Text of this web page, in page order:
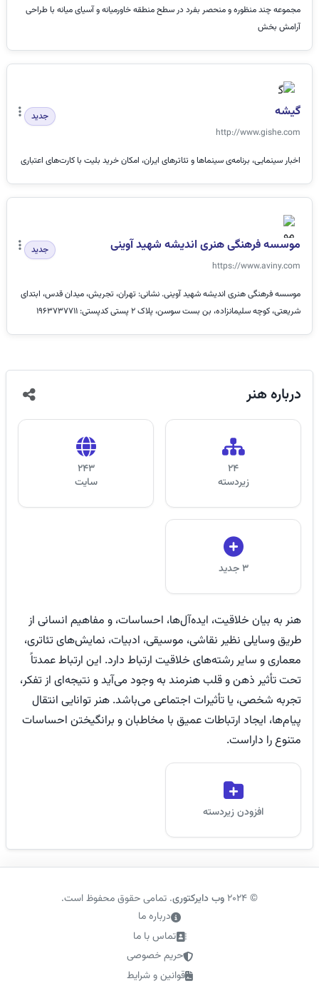
مجموعه چند منظوره و منحصر بفرد در سطح منطقه خاورمیانه و آسیای میانه با طراحی
آرامش بخش
گیشه
http://www.gishe.com
جدید
اخبار سینمایی، برنامه‌ی سینماها و تئاترهای ایران، امکان خرید بلیت با کارت‌های اعتباری
موسسه فرهنگی هنری اندیشه شهید آوینی
https://www.aviny.com
جدید
موسسه فرهنگی هنری اندیشه شهید آوینی. نشانی: تهران، تجریش، میدان قدس، ابتدای
شریعتی، کوچه سلیمانزاده، بن بست سوسن، پلاک ٢ پستی کدپستی: 1963737711
دربارههنر
24
زیر‌دسته
243
سایت
3 جدید
هنر به بیان خلاقیت، ایده‌آل‌ها، احساسات، و مفاهیم انسانی از
طریق وسایلی نظیر نقاشی، موسیقی، ادبیات، نمایش‌های تئاتری،
معماری و سایر رشته‌های خلاقیت ارتباط دارد. این ارتباط عمدتاً
تحت تأثیر ذهن و قلب هنرمند به وجود می‌آید و نتیجه‌ای از تفکر،
تجربه شخصی، یا تأثیرات اجتماعی می‌باشد. هنر توانایی انتقال
پیام‌ها، ایجاد ارتباطات عمیق با مخاطبان و برانگیختن احساسات
متنوع را داراست.
افزودن زیردسته
درباره ما
تماس با ما
حریم خصوصی
قوانین و شرایط
©
2024 وب دایرکتوری. تمامی حقوق محفوظ است.